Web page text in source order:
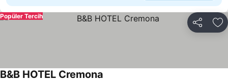
Paylaş
Popüler Tercih
B&B HOTEL Cremona